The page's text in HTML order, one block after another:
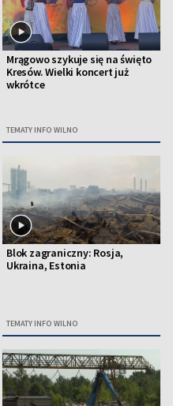
Mrągowo szykuje się na święto
Kresów. Wielki koncert już
wkrótce
TEMATY INFO WILNO
Blok zagraniczny: Rosja,
Ukraina, Estonia
TEMATY INFO WILNO